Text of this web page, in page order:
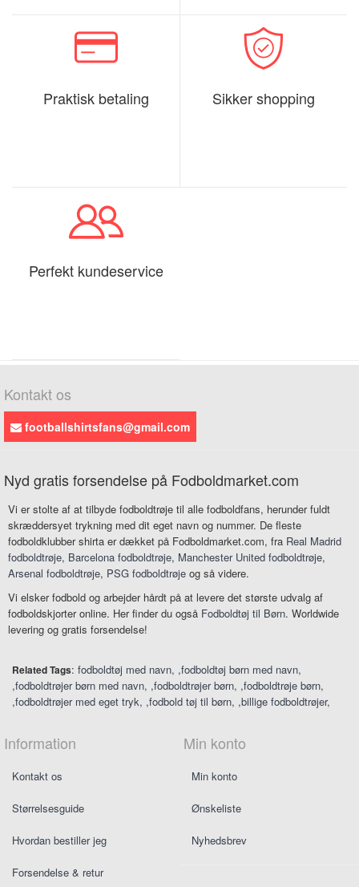
Praktisk betaling Sikker shopping
Perfekt kundeservice
Kontakt os
footballshirtsfans@gmail.com
Nyd gratis forsendelse på Fodboldmarket.com
Vi er stolte af at tilbyde fodboldtrøje til alle fodboldfans, herunder fuldt
skræddersyet trykning med dit eget navn og nummer. De fleste
fodboldklubber shirta er dækket på Fodboldmarket.com, fra Real Madrid
fodboldtrøje, Barcelona fodboldtrøje, Manchester United fodboldtrøje,
Arsenal fodboldtrøje, PSG fodboldtrøje og så videre.
Vi elsker fodbold og arbejder hårdt på at levere det største udvalg af
fodboldskjorter online. Her finder du også Fodboldtøj til Børn. Worldwide
levering og gratis forsendelse!
Related Tags: fodboldtøj med navn ,fodboldtøj børn med navn
,fodboldtrøjer børn med navn ,fodboldtrøjer børn ,fodboldtrøje børn
,fodboldtrøjer med eget tryk ,fodbold tøj til børn ,billige fodboldtrøjer
Information
Kontakt os
Størrelsesguide
Hvordan bestiller jeg
Forsendelse & retur
Min konto
Min konto
Ønskeliste
Nyhedsbrev